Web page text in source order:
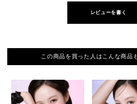
レビューを書く
この商品を買った人はこんな商品